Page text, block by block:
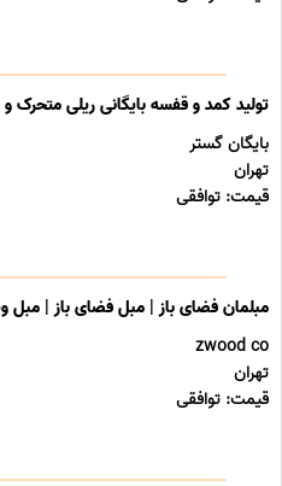
تولید کمد و قفسه بایگانی ریلی متحرک و
بایگان گستر
تهران
قیمت: توافقی
مبلمان فضای باز | مبل فضای باز | مبل
zwood co
تهران
قیمت: توافقی